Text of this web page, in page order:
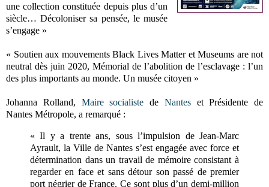
une collection constituée depuis plus d’un
siècle… Décoloniser sa pensée, le musée
s’engage »
« Soutien aux mouvements Black Lives Matter et Museums are not
neutral dès juin 2020, Mémorial de l’abolition de l’esclavage : l’un
des plus importants au monde. Un musée citoyen »
Johanna Rolland, Maire socialiste de Nanteset Présidente de
Nantes Métropole, a remarqué :
« Il y a trente ans, sous l’impulsion de Jean-Marc
Ayrault, la Ville de Nantes s’est engagée avec force et
détermination dans un travail de mémoire consistant à
regarder en face et sans détour son passé de premier
port négrier de France. Ce sont plus d’un demi-million